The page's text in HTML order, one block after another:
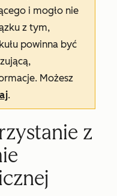
i mogło nie
z tym,
powinna być
Możesz
.
z